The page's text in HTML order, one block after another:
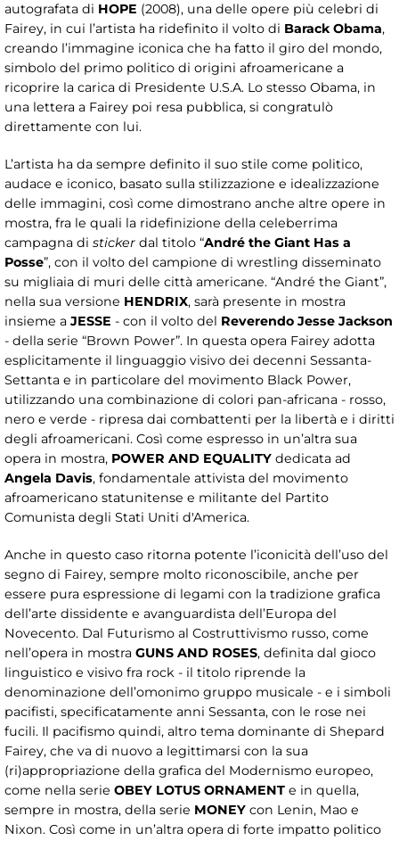
autografata di HOPE (2008), una delle opere più celebri di
Fairey, in cui l’artista ha ridefinito il volto di Barack Obama,
creando l’immagine iconica che ha fatto il giro del mondo,
simbolo del primo politico di origini afroamericane a
ricoprire la carica di Presidente U.S.A. Lo stesso Obama, in
una lettera a Fairey poi resa pubblica, si congratulò
direttamente con lui.
L’artista ha da sempre definito il suo stile come politico,
audace e iconico, basato sulla stilizzazione e idealizzazione
delle immagini, così come dimostrano anche altre opere in
mostra, fra le quali la ridefinizione della celeberrima
campagna di sticker dal titolo “André the Giant Has a
Posse”, con il volto del campione di wrestling disseminato
su migliaia di muri delle città americane. “André the Giant”,
nella sua versione HENDRIX, sarà presente in mostra
insieme a JESSE - con il volto del Reverendo Jesse Jackson
- della serie “Brown Power”. In questa opera Fairey adotta
esplicitamente il linguaggio visivo dei decenni Sessanta-
Settanta e in particolare del movimento Black Power,
utilizzando una combinazione di colori pan-africana - rosso,
nero e verde - ripresa dai combattenti per la libertà e i diritti
degli afroamericani. Così come espresso in un’altra sua
opera in mostra, POWER AND EQUALITY dedicata ad
Angela Davis, fondamentale attivista del movimento
afroamericano statunitense e militante del Partito
Comunista degli Stati Uniti d'America.
Anche in questo caso ritorna potente l’iconicità dell’uso del
segno di Fairey, sempre molto riconoscibile, anche per
essere pura espressione di legami con la tradizione grafica
dell’arte dissidente e avanguardista dell’Europa del
Novecento. Dal Futurismo al Costruttivismo russo, come
nell’opera in mostra GUNS AND ROSES, definita dal gioco
linguistico e visivo fra rock - il titolo riprende la
denominazione dell’omonimo gruppo musicale - e i simboli
pacifisti, specificatamente anni Sessanta, con le rose nei
fucili. Il pacifismo quindi, altro tema dominante di Shepard
Fairey, che va di nuovo a legittimarsi con la sua
(ri)appropriazione della grafica del Modernismo europeo,
come nella serie OBEY LOTUS ORNAMENT e in quella,
sempre in mostra, della serie MONEY con Lenin, Mao e
Nixon. Così come in un’altra opera di forte impatto politico